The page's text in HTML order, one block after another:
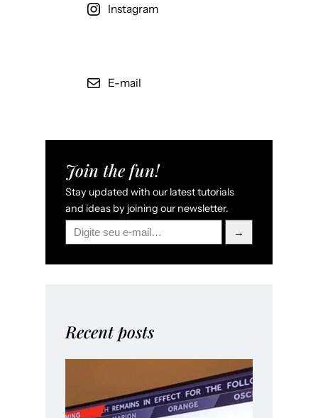
Instagram
E-mail
Join the fun!
Stay updated with our latest tutorials
and ideas by joining our newsletter.
→
Recent posts